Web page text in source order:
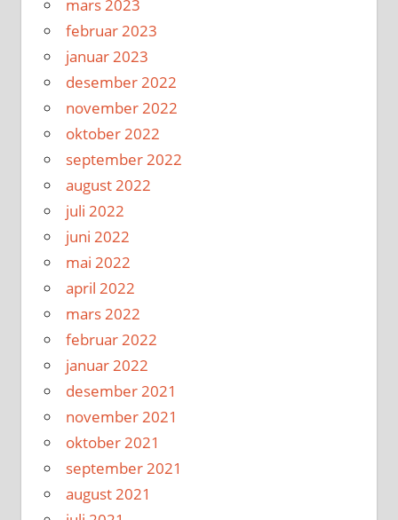
mars 2023
februar 2023
januar 2023
desember 2022
november 2022
oktober 2022
september 2022
august 2022
juli 2022
juni 2022
mai 2022
april 2022
mars 2022
februar 2022
januar 2022
desember 2021
november 2021
oktober 2021
september 2021
august 2021